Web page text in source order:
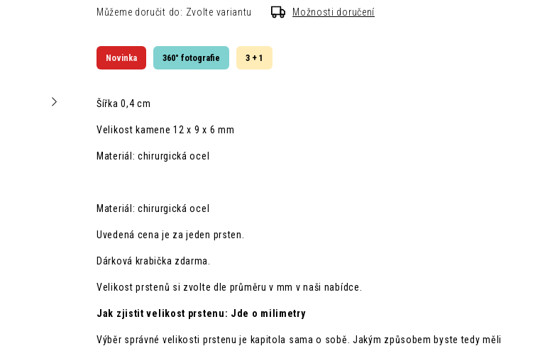
Novinka 360° fotografie 3 + 1
Šířka 0,4 cm
Velikost kamene 12 x 9 x 6 mm
Materiál: chirurgická ocel
Materiál: chirurgická ocel
Uvedená cena je za jeden prsten.
Dárková krabička zdarma.
Velikost prstenů si zvolte dle průměru v mm v naši nabídce.
Jak zjistit velikost prstenu: Jde o milimetry
Výběr správné velikosti prstenu je kapitola sama o sobě. Jakým způsobem byste tedy měli
Můžeme doručit do: Zvolte variantu Možnosti doručení